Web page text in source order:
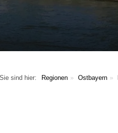
Ostbayern
Regionen
Sie sind hier: